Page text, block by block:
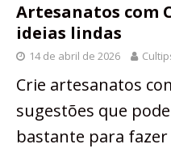
Artesanatos com
ideias lindas
14 de abril de 2026
Crie artesanatos
sugestões que
bastante para